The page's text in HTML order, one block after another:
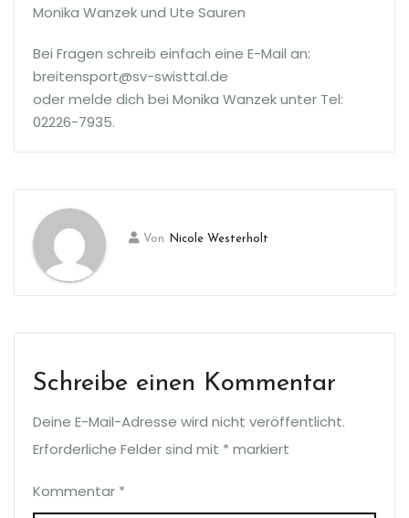
Monika Wanzek und Ute Sauren
Bei Fragen schreib einfach eine E-Mail an:
breitensport@sv-swisttal.de
oder melde dich bei Monika Wanzek unter Tel:
02226-7935.
Von Nicole Westerholt
Schreibe einen Kommentar
Deine E-Mail-Adresse wird nicht veröffentlicht.
Erforderliche Felder sind mit * markiert
Kommentar *